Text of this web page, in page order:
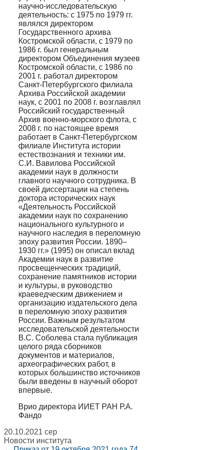
научно-исследовательскую
деятельность: с 1975 по 1979 гг.
являлся директором
Государственного архива
Костромской области, с 1979 по
1986 г. был генеральным
директором Объединения музеев
Костромской области, с 1986 по
2001 г. работал директором
Санкт-Петербургского филиала
Архива Российской академии
наук, с 2001 по 2008 г. возглавлял
Российский государственный
Архив военно-морского флота, с
2008 г. по настоящее время
работает в Санкт-Петербургском
филиале Института истории
естествознания и техники им.
С.И. Вавилова Российской
академии наук в должности
главного научного сотрудника. В
своей диссертации на степень
доктора исторических наук
«Деятельность Российской
академии наук по сохранению
национального культурного и
научного наследия в переломную
эпоху развития России. 1890–
1930 гг.» (1995) он описал вклад
Академии наук в развитие
просвещенческих традиций,
сохранение памятников истории
и культуры, в руководство
краеведческим движением и
организацию издательского дела
в переломную эпоху развития
России. Важным результатом
исследовательской деятельности
В.С. Соболева стала публикация
целого ряда сборников
документов и материалов,
археографических работ, в
которых большинство источников
были введены в научный оборот
впервые.
Врио директора ИИЕТ РАН Р.А.
Фандо
20.10.2021 cep
Новости института